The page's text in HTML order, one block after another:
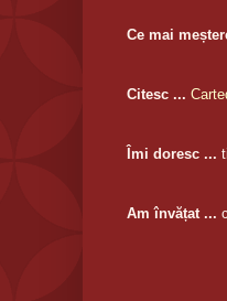
Ce mai
Citesc ...
Îmi doresc ...
Am învățat ...